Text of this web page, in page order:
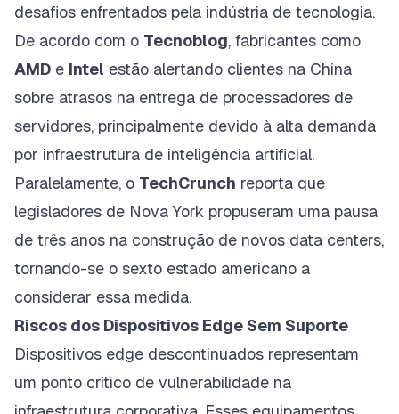
desafios enfrentados pela indústria de tecnologia.
De acordo com o Tecnoblog, fabricantes como
AMD e Intel estão alertando clientes na China
sobre atrasos na entrega de processadores de
servidores, principalmente devido à alta demanda
por infraestrutura de inteligência artificial.
Paralelamente, o TechCrunch reporta que
legisladores de Nova York propuseram uma pausa
de três anos na construção de novos data centers,
tornando-se o sexto estado americano a
considerar essa medida.
Riscos dos Dispositivos Edge Sem Suporte
Dispositivos edge descontinuados representam
um ponto crítico de vulnerabilidade na